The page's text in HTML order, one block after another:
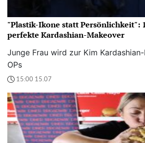
"Plastik-Ikone statt Persönlichkeit":
perfekte Kardashian-Makeover
Junge Frau wird zur Kim
OPs
15:00 15.07